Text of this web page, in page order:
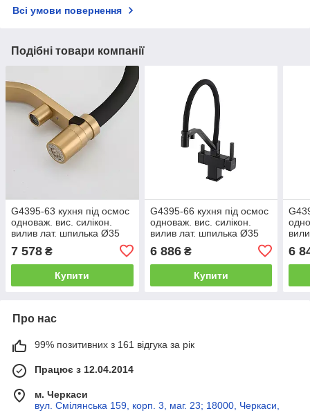
Всі умови повернення
Подібні товари компанії
G4395-63 кухня під осмос
одноваж. вис. силікон.
вилив лат. шпилька Ø35
{8/1}
7 578 ₴
Купити
G4395-66 кухня під осмос
одноваж. вис. силікон.
вилив лат. шпилька Ø35
6 886₴
Купити
6
Про нас
99% позитивних з 161 відгука за рік
Працює з 12.04.2014
м. Черкаси
вул. Смілянська 159, корп. 3, маг. 23; 18000, Черкаси,